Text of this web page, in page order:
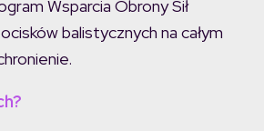
Wsparcia Obrony Sił
balistycznych na całym